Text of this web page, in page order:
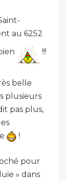
au 6252
!!!
belle
plusieurs
pas plus,
!
pour
» dans